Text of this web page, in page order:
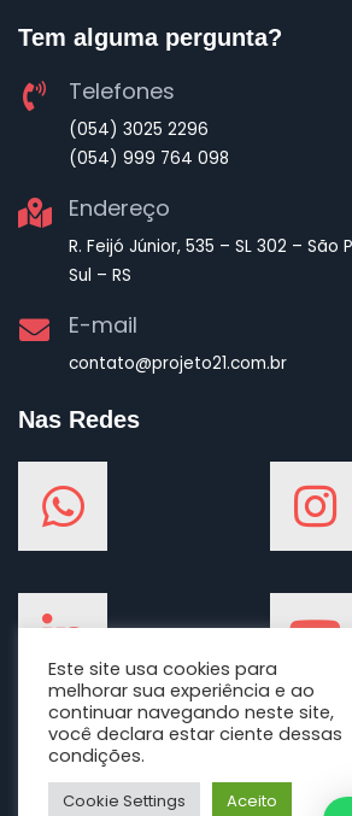
Tem alguma pergunta?
Telefones
(054) 3025 2296
(054) 999 764 098
Endereço
R. Feijó Júnior, 535 – SL 302 – São
Sul – RS
E-mail
contato@projeto21.com.br
Nas Redes
© Direitos Reservados a 2020
Este site usa cookies para
melhorar sua experiência e ao
continuar navegando neste site,
você declara estar ciente dessas
condições.
Cookie Settings Aceito